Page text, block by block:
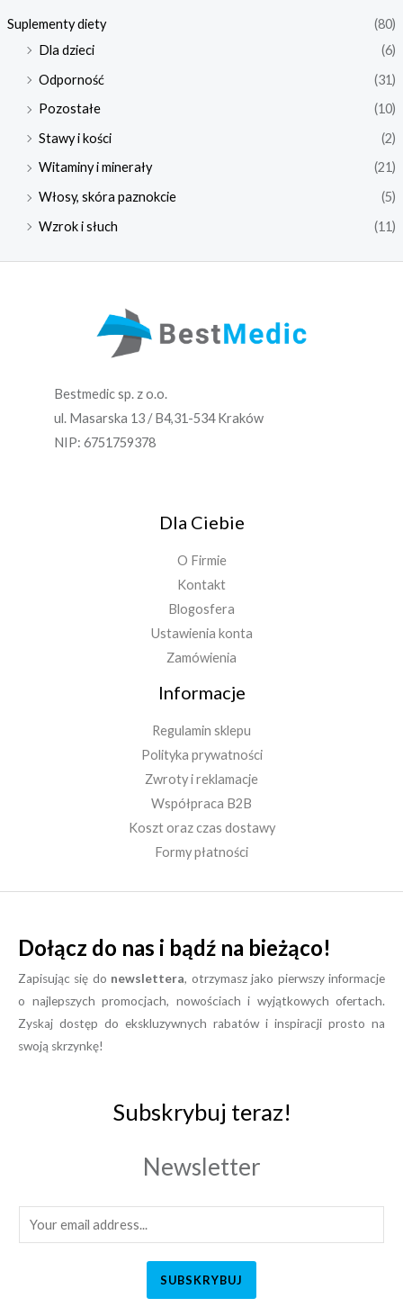
Suplementy diety
(80)
Dla dzieci
(6)
Odporność
(31)
Pozostałe
(10)
Stawy i kości
(2)
Witaminy i minerały
(21)
Włosy, skóra paznokcie
(5)
Wzrok i słuch
(11)
Bestmedic sp. z o.o.
ul. Masarska 13 / B4,31-534 Kraków
NIP: 6751759378
Dla Ciebie
O Firmie
Kontakt
Blogosfera
Ustawienia konta
Zamówienia
Informacje
Regulamin sklepu
Polityka prywatności
Zwroty i reklamacje
Współpraca B2B
Koszt oraz czas dostawy
Formy płatności
Dołącz do nas i bądź na bieżąco!
Zapisując się do newslettera, otrzymasz jako pierwszy informacje
o najlepszych promocjach, nowościach i wyjątkowych ofertach.
Zyskaj dostęp do ekskluzywnych rabatów i inspiracji prosto na
swoją skrzynkę!
Subskrybuj teraz!
Newsletter
SUBSKRYBUJ